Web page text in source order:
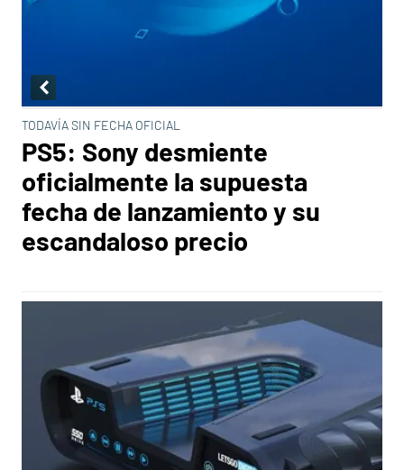
TODAVÍA SIN FECHA OFICIAL
PS5: Sony desmiente
oficialmente la supuesta
fecha de lanzamiento y su
escandaloso precio